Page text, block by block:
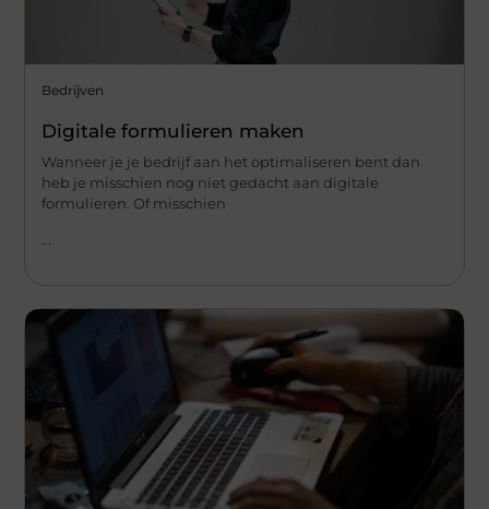
Bedrijven
Digitale formulieren maken
Wanneer je je bedrijf aan het optimaliseren bent dan
heb je misschien nog niet gedacht aan digitale
formulieren. Of misschien
...